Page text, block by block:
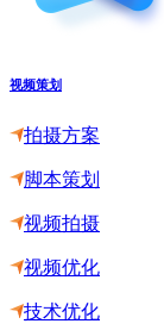
视频策划
拍摄方案
脚本策划
视频拍摄
视频优化
技术优化